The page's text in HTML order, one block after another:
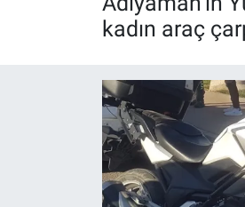
kadın araç
Köşe Yazıları
Video Galeri
Haber Arşivi